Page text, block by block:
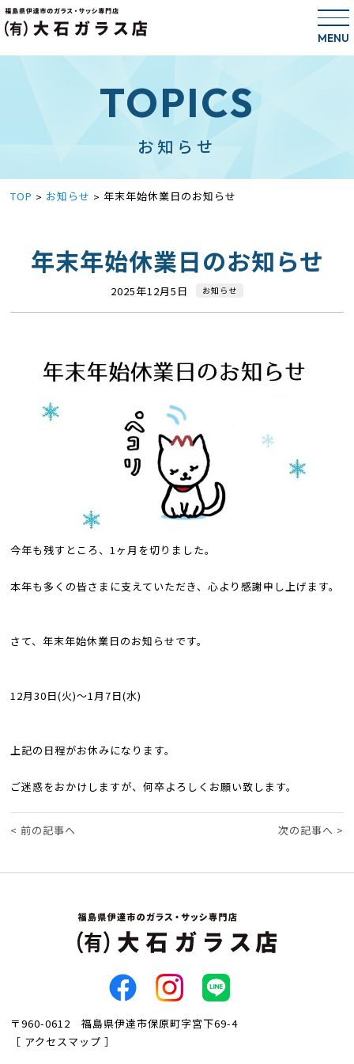
MENU
TOPICS
お知らせ
TOP > お知らせ >年末年始休業日のお知らせ
年末年始休業日のお知らせ
2025年12月5日 お知らせ
今年も残すところ、1ヶ月を切りました。
本年も多くの皆さまに支えていただき、心より感謝申し上げます。
さて、年末年始休業日のお知らせです。
12月30日(火)～1月7日(水)
上記の日程がお休みになります。
ご迷惑をおかけしますが、何卒よろしくお願い致します。
< 前の記事へ 次の記事へ >
〒960-0612 福島県伊達市保原町字宮下69-4
［ アクセスマップ ］